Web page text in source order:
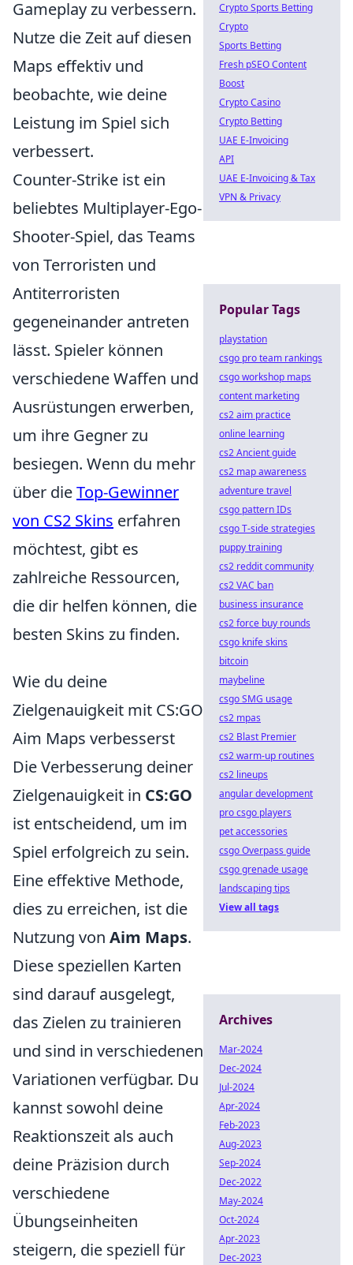
Gameplay zu verbessern.
Nutze die Zeit auf diesen
Maps effektiv und
beobachte, wie deine
Leistung im Spiel sich
verbessert.
Counter-Strike ist ein
beliebtes Multiplayer-Ego-
Shooter-Spiel, das Teams
von Terroristen und
Antiterroristen
gegeneinander antreten
lässt. Spieler können
verschiedene Waffen und
Ausrüstungen erwerben,
um ihre Gegner zu
besiegen. Wenn du mehr
über dieTop-Gewinner
von CS2 Skins erfahren
möchtest, gibt es
zahlreiche Ressourcen,
die dir helfen können, die
besten Skins zu finden.
Wie du deine
Zielgenauigkeit mit CS:GO
Aim Maps verbesserst
Die Verbesserung deiner
Zielgenauigkeit in CS:GO
ist entscheidend, um im
Spiel erfolgreich zu sein.
Eine effektive Methode,
dies zu erreichen, ist die
Nutzung von Aim Maps.
Diese speziellen Karten
sind darauf ausgelegt,
das Zielen zu trainieren
und sind in verschiedenen
Variationen verfügbar. Du
kannst sowohl deine
Reaktionszeit als auch
deine Präzision durch
verschiedene
Übungseinheiten
steigern, die speziell für
Crypto Sports Betting
Crypto
Sports Betting
Fresh pSEO Content
Boost
Crypto Casino
Crypto Betting
UAE E-Invoicing
API
UAE E-Invoicing & Tax
VPN & Privacy
Popular Tags
playstation
csgo pro team rankings
csgo workshop maps
content marketing
cs2 aim practice
online learning
cs2 Ancient guide
cs2 map awareness
adventure travel
csgo pattern IDs
csgo T-side strategies
puppy training
cs2 reddit community
cs2 VAC ban
business insurance
cs2 force buy rounds
csgo knife skins
bitcoin
maybeline
csgo SMG usage
cs2 mpas
cs2 Blast Premier
cs2 warm-up routines
cs2 lineups
angular development
pro csgo players
pet accessories
csgo Overpass guide
csgo grenade usage
landscaping tips
View all tags
Archives
Mar-2024
Dec-2024
Jul-2024
Apr-2024
Feb-2023
Aug-2023
Sep-2024
Dec-2022
May-2024
Oct-2024
Apr-2023
Dec-2023